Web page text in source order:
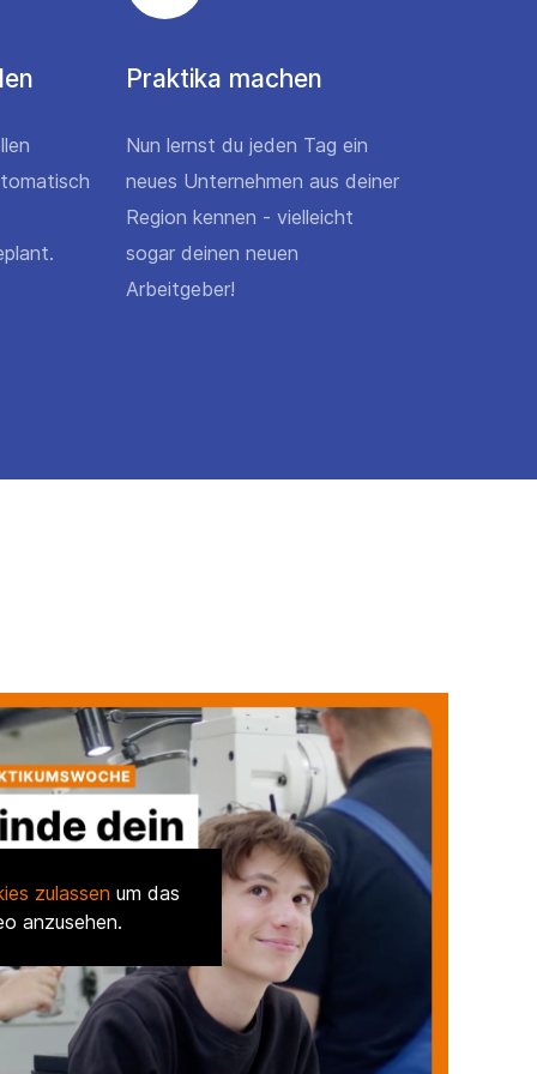
Praktika machen
Nun lernst du jeden Tag ein
neues Unternehmen aus deiner
Region kennen - vielleicht
sogar deinen neuen
Arbeitgeber!
zulassen um das
anzusehen.